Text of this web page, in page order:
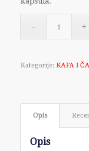
Kategorije: KAFA I
Opis
Opis